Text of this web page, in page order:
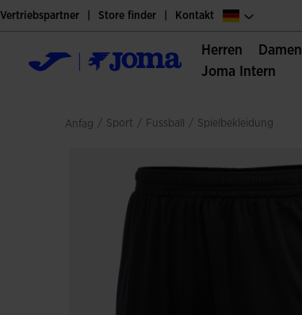
Vertriebspartner Store finder Kontakt
Herren Damen
Joma Intern
Anfag / sport / fussball / spielbekleidung